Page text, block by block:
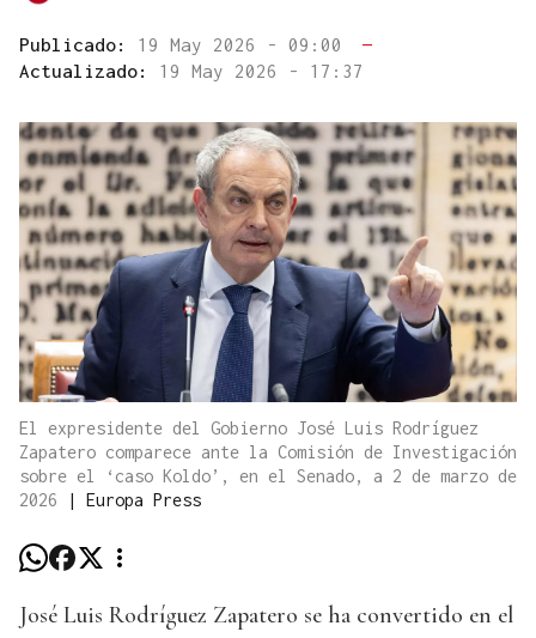
Publicado: 19 May 2026 - 09:00
—
Actualizado: 19 May 2026 - 17:37
El expresidente del Gobierno José Luis Rodríguez
Zapatero comparece ante la Comisión de Investigación
sobre el ‘caso Koldo’, en el Senado, a 2 de marzo de
2026
| Europa Press
José Luis Rodríguez Zapatero se ha convertido en el